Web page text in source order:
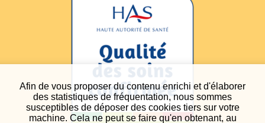
Afin de vous proposer du contenu enrichi et d'élaborer
des statistiques de fréquentation, nous sommes
susceptibles de déposer des cookies tiers sur votre
machine. Cela ne peut se faire qu'en obtenant, au